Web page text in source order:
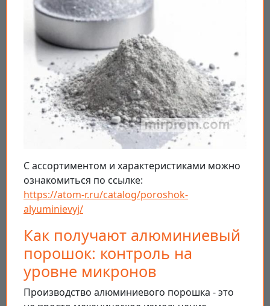
С ассортиментом и характеристиками можно
ознакомиться по ссылке:
https://atom-r.ru/catalog/poroshok-
alyuminievyj/
Как получают алюминиевый
порошок: контроль на
уровне микронов
Производство алюминиевого порошка - это